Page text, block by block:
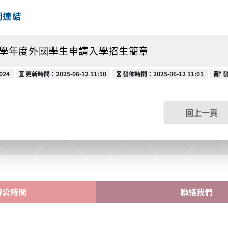
結
年度外國學生申請入學招生簡章
更新時間
更新時間：2025-06-12 11:10 發佈時間
發佈時間：2025-06-12 11:01
回上一頁
時間 聯絡我們